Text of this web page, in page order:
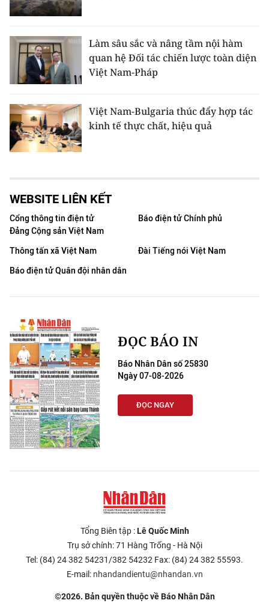
Làm sâu sắc và nâng tầm nội hàm
quan hệ Đối tác chiến lược toàn diện
Việt Nam-Pháp
Việt Nam-Bulgaria thúc đẩy hợp tác
kinh tế thực chất, hiệu quả
WEBSITE LIÊN KẾT
Cổng thông tin điện tử
Đảng Cộng sản Việt Nam
Báo điện tử Chính phủ
Thông tấn xã Việt Nam
Đài Tiếng nói Việt Nam
Báo điện tử Quân đội nhân dân
ĐỌC BÁO IN
Báo Nhân Dân số 25830
Ngày 07-08-2026
ĐỌC NGAY
Tổng Biên tập :Lê Quốc Minh
Trụ sở chính: 71 Hàng Trống - Hà Nội
Tel: (84) 24 382 54231/382 54232 Fax: (84) 24 382 55593.
E-mail: nhandandientu@nhandan.vn
©2026. Bản quyền thuộc về Báo Nhân Dân